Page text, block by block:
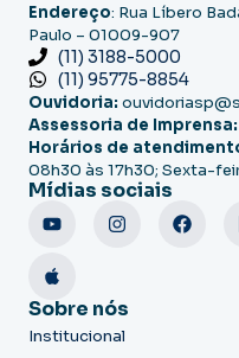
Endereço: Rua Líbero
Paulo – 01009-907
(11) 3188-5000
(11) 95775-8854
Ouvidoria:
Assessoria de Imprensa:
Horários de
08h30 às 17h30; Sexta-
Mídias sociais
Sobre nós
Institucional